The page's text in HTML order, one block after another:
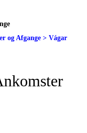
og Afgange > Vágar